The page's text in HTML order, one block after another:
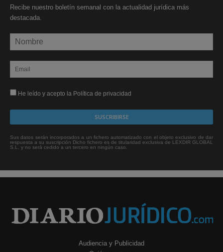
Recibe nuestro boletín semanal con la actualidad jurídica más
destacada.
He leído y acepto la Política de privacidad
Sus datos serán incorporados a un fichero automatizado con el objeto exclusivo de dar
respuesta a su suscripción Dicho fichero es de titularidad exclusiva de LEXDIR GLOBAL
S.L. y no será cedido a un tercero en ningún caso.
Audiencia y Publicidad